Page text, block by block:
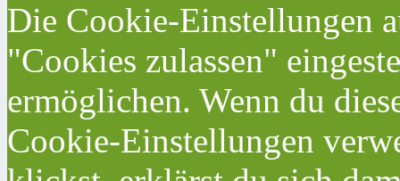
Die Cookie-Einstellungen
"Cookies zulassen"
ermöglichen. Wenn du
Cookie-Einstellungen